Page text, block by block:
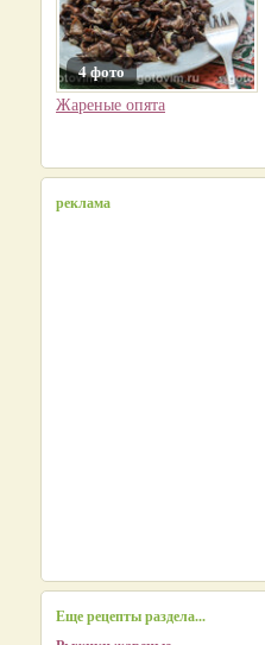
4 фото
Жареные опята
реклама
Еще рецепты раздела...